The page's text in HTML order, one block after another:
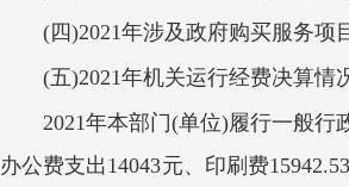
(四)2021年涉及政府购买服务项
(五)2021年机关运行经费决算情
2021年本部门(单位)履行一般行
办公费支出14043元、印刷费